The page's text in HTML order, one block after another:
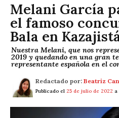
Melani García
el famoso
Bala en
Nuestra Melani, que nos
2019 y quedando en una gran
representante española en el
Redactado por: Beatriz
Publicado el 25 de julio de 2022 a